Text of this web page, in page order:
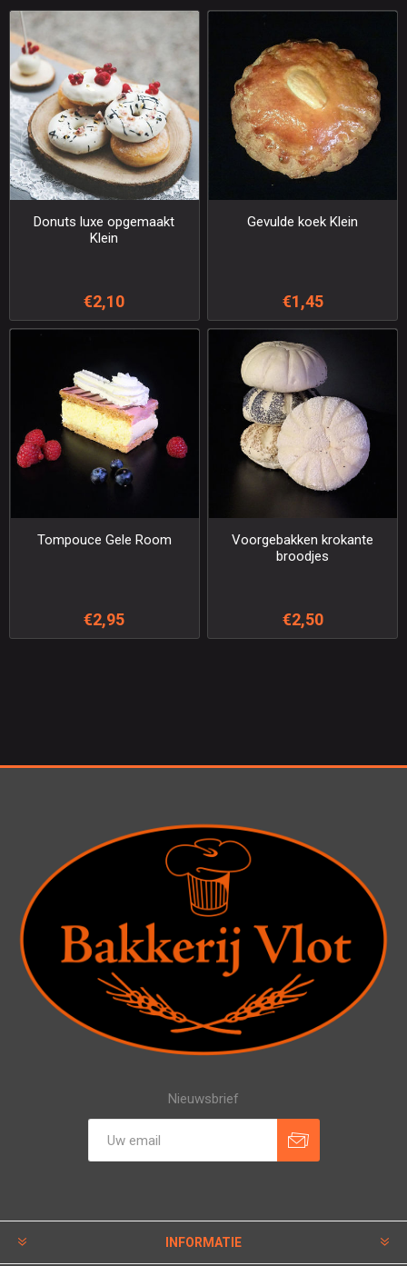
Donuts luxe opgemaakt
Klein
€2,10
Gevulde koek Klein
€1,45
Tompouce Gele Room
€2,95
Voorgebakken krokante
broodjes
€2,50
Nieuwsbrief
INFORMATIE